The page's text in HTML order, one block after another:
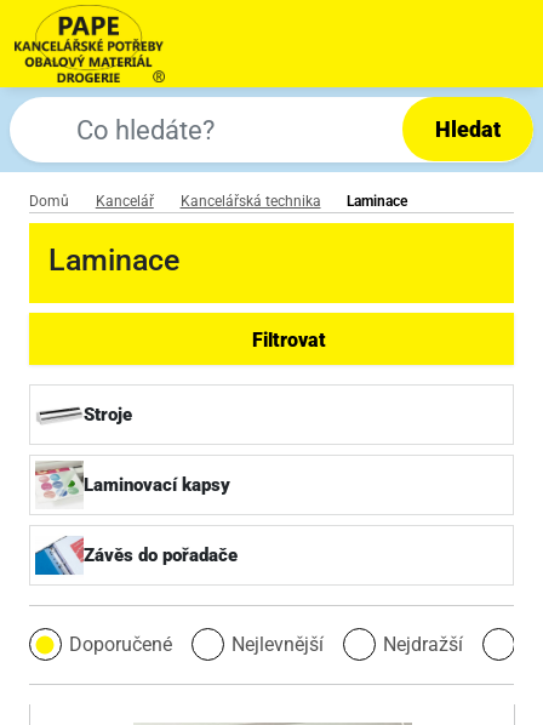
Hledat
Domů Kancelář Kancelářská technika Laminace
Laminace
Filtrovat
Stroje
Laminovací kapsy
Závěs do pořadače
Doporučené Nejlevnější Nejdražší